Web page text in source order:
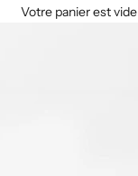
Votre panier est vide